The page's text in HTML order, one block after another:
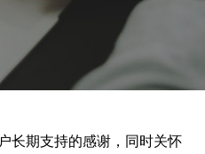
期支持的感谢，同时关怀